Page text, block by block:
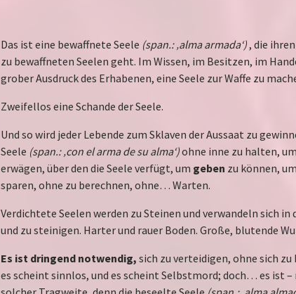
Das ist eine bewaffnete Seele (span.: ‚alma armada‘), die
zu bewaffneten Seelen geht. Im Wissen, im Besitzen, im
grober Ausdruck des Erhabenen, eine Seele zur Waffe zu
Zweifellos eine Schande der Seele.
Und so wird jeder Lebende zum Sklaven der Aussaat zu
Seele (span.: ‚con el arma de su alma‘)ohne inne zu halten,
erwägen, über den die Seele verfügt, um geben zu können, um
sparen, ohne zu berechnen, ohne… Warten.
Verdichtete Seelen werden zu Steinen und verwandeln sich
und zu steinigen. Harter und rauer Boden. Große, blutende
Es ist dringend notwendig, sich zu verteidigen, ohne sich
es scheint sinnlos, und es scheint Selbstmord; doch… es ist –